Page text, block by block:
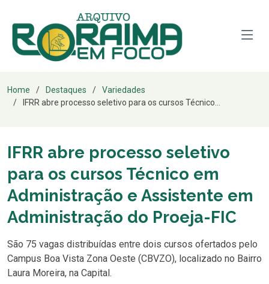
Home Destaques
Variedades
IFRR abre processo seletivo para os cursos Técnico...
IFRR abre processo seletivo
para os cursos Técnico em
Administração e Assistente em
Administração do Proeja-FIC
São 75 vagas distribuídas entre dois cursos ofertados pelo
Campus Boa Vista Zona Oeste (CBVZO), localizado no Bairro
Laura Moreira, na Capital.